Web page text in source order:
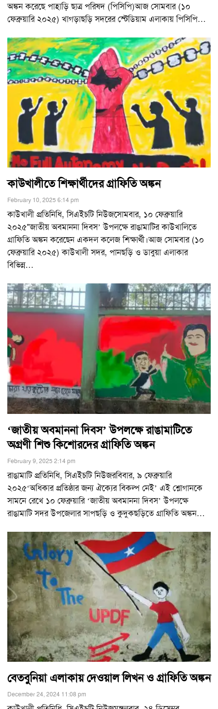
অঙ্কন করেছে পাহাড়ি ছাত্র পরিষদ (পিসিপি)আজ সোমবার (১০
ফেব্রুয়ারি ২০২৫) খাগড়াছড়ি সদরের স্টেডিয়াম এলাকায় পিসিপি…
কাউখালীতে শিক্ষার্থীদের গ্রাফিতি অঙ্কন
February 10, 2025 6:14 pm
কাউখালী প্রতিনিধি, সিএইচটি নিউজসোমবার, ১০ ফেব্রুয়ারি
২০২৫"জাতীয় অবমাননা দিবস’ উপলক্ষে রাঙামাটির কাউখালিতে
গ্রাফিতি অঙ্কন করেছেন একদল কলেজ শিক্ষার্থী।আজ সোমবার (১০
ফেব্রুয়ারি ২০২৫) কাউখালী সদর, পানছড়ি ও ডাবুয়া এলাকার
বিভিন্ন…
‘জাতীয় অবমাননা দিবস’ উপলক্ষে রাঙামাটিতে
অগ্রণী শিশু কিশোরদের গ্রাফিতি অঙ্কন
February 9, 2025 2:14 pm
রাঙামাটি প্রতিনিধি, সিএইচটি নিউজরবিবার, ৯ ফেব্রুয়ারি
২০২৫‘অধিকার প্রতিষ্ঠার জন্য ঐক্যের বিকল্প নেই’ এই শ্লোগানকে
সামনে রেখে ১০ ফেব্রুয়ারি ‘জাতীয় অবমাননা দিবস’ উপলক্ষে
রাঙামাটি সদর উপজেলার সাপছড়ি ও কুদুকছড়িতে গ্রাফিতি অঙ্কন…
বেতবুনিয়া এলাকায় দেওয়াল লিখন ও গ্রাফিতি অঙ্কন
December 24, 2024 11:08 pm